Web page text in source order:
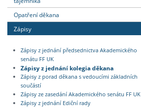
Opatření děkana
Zápisy
Zápisy z jednání předsednictva Akademického
senátu FF UK
Zápisy z jednání kolegia děkana
Zápisy z porad děkana s vedoucími základních
součástí
Zápisy ze zasedání Akademického senátu FF UK
Zápisy z jednání Ediční rady